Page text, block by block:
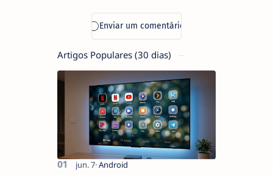
Artigos Populares (30 dias)